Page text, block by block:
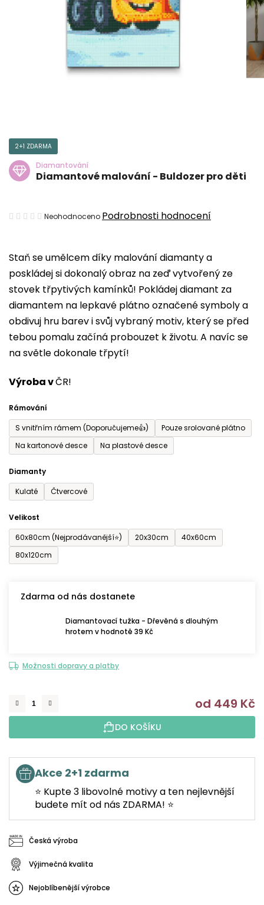
Staň se umělcem díky malování diamanty a
poskládej si dokonalý obraz na zeď vytvořený ze
stovek třpytivých kamínků! Pokládej diamant za
diamantem na lepkavé plátno označené symboly a
obdivuj hru barev i svůj vybraný motiv, který se před
tebou pomalu začíná probouzet k životu. A navíc se
na světle dokonale třpytí!
Výroba vČR!
Rámování
S vnitřním rámem (Doporučujeme👍)
Pouze srolované plátno
Na kartonové desce
Na plastové desce
Diamanty
Kulaté
Čtvercové
Velikost
60x80cm (Nejprodávanější⭐)
20x30cm
40x60cm
80x120cm
Zdarma od nás dostanete
Diamantovací tužka - Dřevěná s dlouhým
hrotem v hodnotě 39 Kč
Možnosti dopravy a platby
od 449 Kč
DO KOŠÍKU
Akce 2+1 zdarma
⭐ Kupte 3 libovolné motivy a ten nejlevnější
budete mít od nás ZDARMA! ⭐
Česká výroba
Výjimečná kvalita
Nejoblíbenější výrobce
2+1 ZDARMA
Diamantování
Diamantové malování - Buldozer pro děti
Průměrné
je
0,0
z
5
hvězdiček.
Neohodnoceno Podrobnosti hodnocení